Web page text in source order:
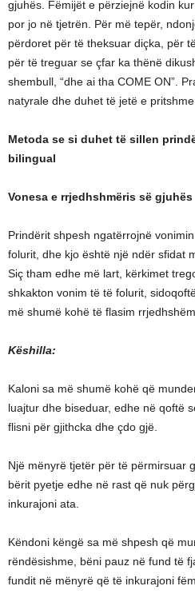
gjuhës. Fëmijët e përziejnë kodin
por jo në tjetrën. Për më tepër,
përdoret për të theksuar diçka, për
për të treguar se çfar ka thënë
shembull, “dhe ai tha COME ON”.
natyrale dhe duhet të jetë e
Metoda se si duhet të sillen
bilingual
Vonesa e rrjedhshmëris së gjuhës
Prindërit shpesh ngatërrojnë
folurit, dhe kjo është një ndër sfidat
Siç tham edhe më lart, kërkimet
shkakton vonim të të folurit,
më shumë kohë të flasim
Këshilla:
Kaloni sa më shumë kohë që
luajtur dhe biseduar, edhe në qoftë
flisni për gjithcka dhe çdo gjë.
Një mënyrë tjetër për të përmirsuar
bërit pyetje edhe në rast që nuk
inkurajoni ata.
Këndoni këngë sa më shpesh që
rëndësishme, bëni pauz në fund të
fundit në mënyrë që të inkurajoni